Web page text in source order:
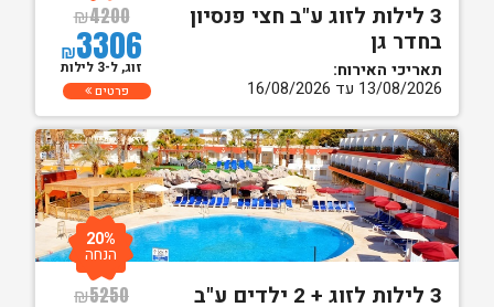
3 לילות לזוג ע"ב חצי פנסיון
בחדר גן
תאריכי האירוח:
13/08/2026 עד 16/08/2026
₪4200
₪3306
זוג, ל-3 לילות
פרטים
3 לילות לזוג + 2 ילדים ע"ב
₪5250
20%
הנחה